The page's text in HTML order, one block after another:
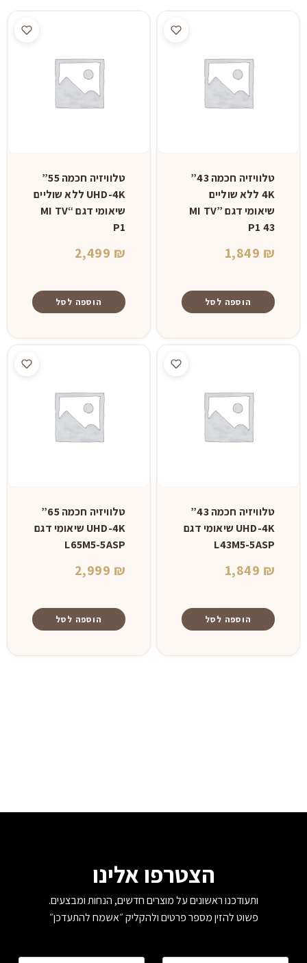
טלוויזיה חכמה 43”
4K ללא שוליים
שיאומי דגם ”MI TV
P1 43
1,849 ₪
הוספה לסל
טלוויזיה חכמה 55”
UHD-4K ללא שוליים
שיאומי דגם “MI TV
P1
2,499 ₪
הוספה לסל
טלוויזיה חכמה 43”
UHD-4K שיאומי דגם
L43M5-5ASP
1,849 ₪
הוספה לסל
טלוויזיה חכמה 65”
UHD-4K שיאומי דגם
L65M5-5ASP
2,999 ₪
הוספה לסל
הצטרפו אלינו
ותעודכנו ראשונים על מוצרים חדשים, הנחות ומבצעים.
פשוט להזין מספר פרטים ולהקליק ״אשמח להתעדכן״